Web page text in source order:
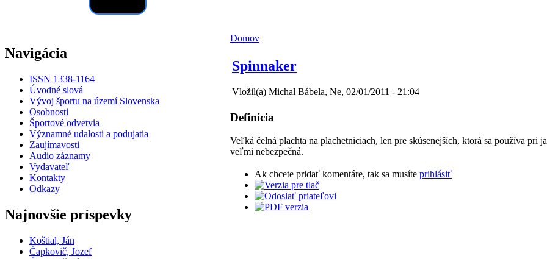
Navigácia
ISSN 1338-1164
Úvodné slová
Vývoj športu na území Slovenska
Osobnosti
Športové odvetvia
Významné udalosti a podujatia
Zaujímavosti
Audio záznamy
Vydavateľ
Kontakty
Odkazy
Najnovšie príspevky
Koštial, Ján
Čapkovič, Jozef
Domov
Spinnaker
Vložil(a) Michal Bábela, Ne, 02/01/2011 - 21:04
Definícia
Veľká čelná plachta na plachetniciach, len pre skúsenejších, ktorá sa používa
veľmi nebezpečná.
Ak chcete pridať komentáre, tak sa musíte prihlásiť